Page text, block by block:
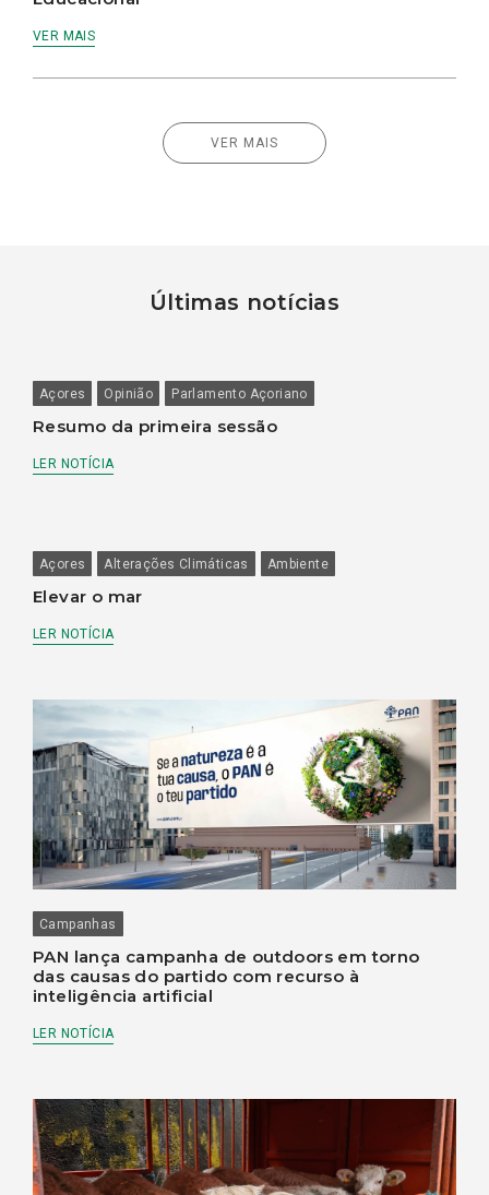
VER MAIS
VER MAIS
Últimas notícias
Açores Opinião Parlamento Açoriano
Resumo da primeira sessão
LER NOTÍCIA
Açores Alterações Climáticas Ambiente
Elevar o mar
LER NOTÍCIA
Campanhas
PAN lança campanha de outdoors em torno
das causas do partido com recurso à
inteligência artificial
LER NOTÍCIA